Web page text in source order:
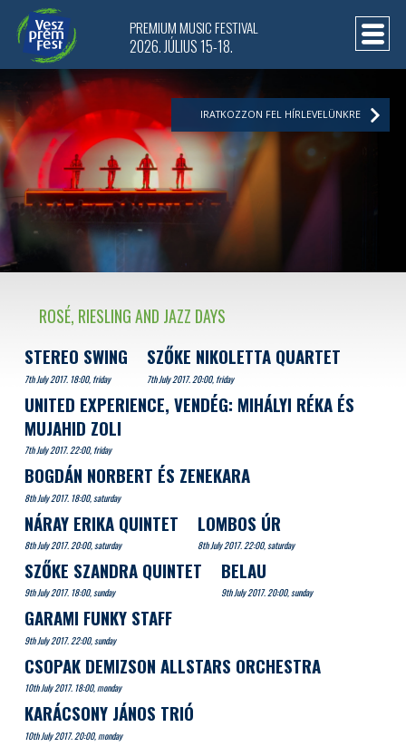
ROSÉ, RIESLING AND JAZZ DAYS
STEREO SWING
7th July 2017. 18:00, friday
SZŐKE NIKOLETTA QUARTET
7th July 2017. 20:00, friday
UNITED EXPERIENCE, VENDÉG: MIHÁLYI RÉKA ÉS
MUJAHID ZOLI
7th July 2017. 22:00, friday
BOGDÁN NORBERT ÉS ZENEKARA
8th July 2017. 18:00, saturday
NÁRAY ERIKA QUINTET
8th July 2017. 20:00, saturday
LOMBOS ÚR
8th July 2017. 22:00, saturday
SZŐKE SZANDRA QUINTET
9th July 2017. 18:00, sunday
BELAU
9th July 2017. 20:00, sunday
GARAMI FUNKY STAFF
9th July 2017. 22:00, sunday
CSOPAK DEMIZSON ALLSTARS ORCHESTRA
10th July 2017. 18:00, monday
KARÁCSONY JÁNOS TRIÓ
10th July 2017. 20:00, monday
PREMIUM MUSIC FESTIVAL
2026. JÚLIUS 15-18.
IRATKOZZON FEL HÍRLEVELÜNKRE